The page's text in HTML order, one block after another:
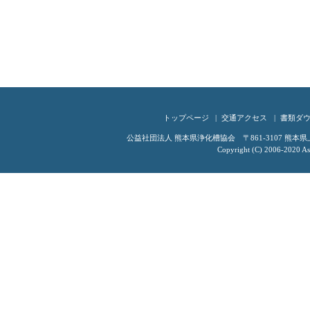
トップページ 交通アクセス 書類ダ
公益社団法人 熊本県浄化槽協会 〒861-3107 熊本
Copyright (C) 2006-2020